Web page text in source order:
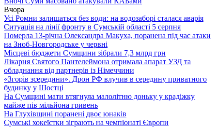
Вчора
Усі Ромни залишаться без води: на водозаборі сталася аварія
Ситуація на лінії фронту в Сумській області 5 серпня
Померла 13-річна Олександра Макуха, поранена під час атаки
на Зноб-Новгородське у червні
Місцеві бюджети Сумщини зібрали 7,3 млрд грн
Лікарня Святого Пантелеймона отримала апарат УЗД та
обладнання від партнерів із Німеччини
«Згорів зсередини». Дрон РФ влучив в середину приватного
будинку у Шостці
На Сумщині мати втягнула малолітню доньку у крадіжку
майже пів мільйона гривень
На Глухівщині поранені двоє юнаків
Сумські хокеїстки зіграють на чемпіонаті Європи